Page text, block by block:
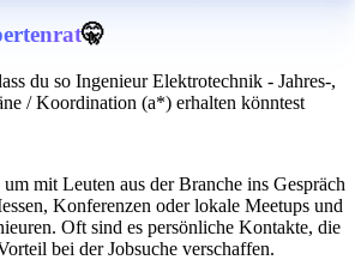
🤫
du so Ingenieur Elektrotechnik - Jahres-,
/ Koordination (a*) erhalten könntest
mit Leuten aus der Branche ins Gespräch
Konferenzen oder lokale Meetups und
Oft sind es persönliche Kontakte, die
bei der Jobsuche verschaffen.